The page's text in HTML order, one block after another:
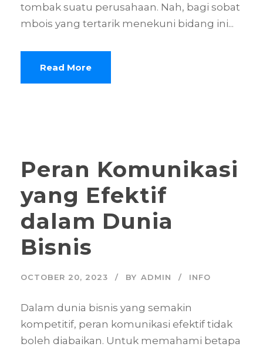
tombak suatu perusahaan. Nah, bagi sobat
mbois yang tertarik menekuni bidang ini...
Read More
Peran Komunikasi
yang Efektif
dalam Dunia
Bisnis
OCTOBER 20, 2023 BY ADMIN INFO
Dalam dunia bisnis yang semakin
kompetitif, peran komunikasi efektif tidak
boleh diabaikan. Untuk memahami betapa